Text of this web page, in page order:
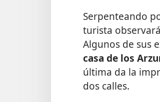
Serpenteando
turista
Algunos de sus
casa de los
última da la
dos calles.